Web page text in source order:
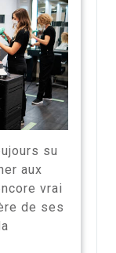
su
aux
vrai
de ses